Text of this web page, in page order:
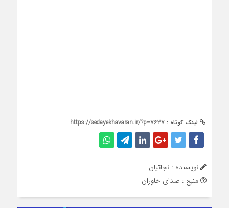
لینک کوتاه : https://sedayekhavaran.ir/?p=7637
نویسنده : نجاتیان
منبع : صدای خاوران